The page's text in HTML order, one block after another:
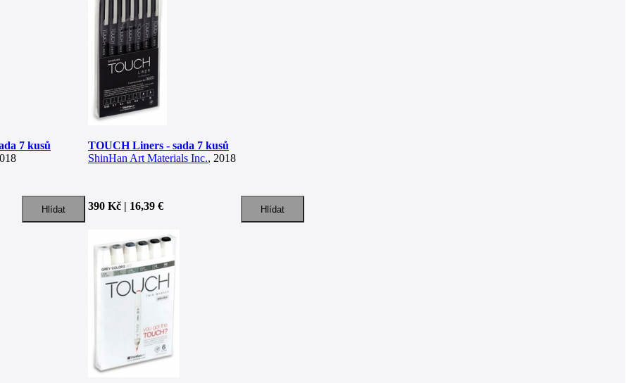
7 kusů
TOUCH Liners - sada 7 kusů
ShinHan Art Materials Inc., 2018
390 Kč | 16,39 €